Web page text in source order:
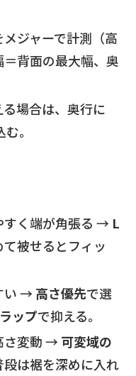
メジャーで計測（高
背面の最大幅、奥
場合は、奥行に
。
すく端が角張る → L
被せるとフィッ
い → 高さ優先で選
ップで抑える。
さ変動 → 可変域の
は裾を深めに入れ